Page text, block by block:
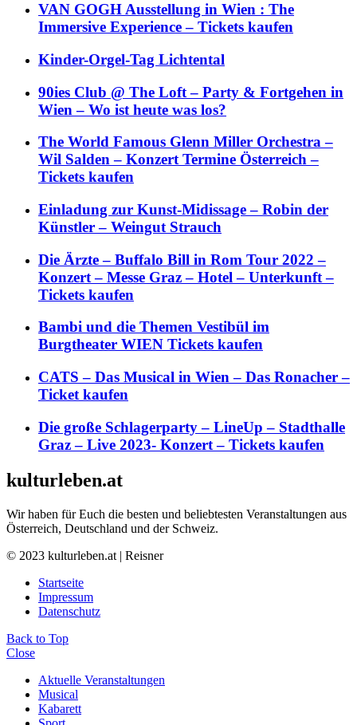
VAN GOGH Ausstellung in Wien : The
Immersive Experience – Tickets kaufen
Kinder-Orgel-Tag Lichtental
90ies Club @ The Loft – Party & Fortgehen in
Wien – Wo ist heute was los?
The World Famous Glenn Miller Orchestra –
Wil Salden – Konzert Termine Österreich –
Tickets kaufen
Einladung zur Kunst-Midissage – Robin der
Künstler – Weingut Strauch
Die Ärzte – Buffalo Bill in Rom Tour 2022 –
Konzert – Messe Graz – Hotel – Unterkunft –
Tickets kaufen
Bambi und die Themen Vestibül im
Burgtheater WIEN Tickets kaufen
CATS – Das Musical in Wien – Das Ronacher –
Ticket kaufen
Die große Schlagerparty – LineUp – Stadthalle
Graz – Live 2023- Konzert – Tickets kaufen
kulturleben.at
Wir haben für Euch die besten und beliebtesten Veranstaltungen aus
Österreich, Deutschland und der Schweiz.
© 2023 kulturleben.at | Reisner
Startseite
Impressum
Datenschutz
Back to Top
Close
Aktuelle Veranstaltungen
Musical
Kabarett